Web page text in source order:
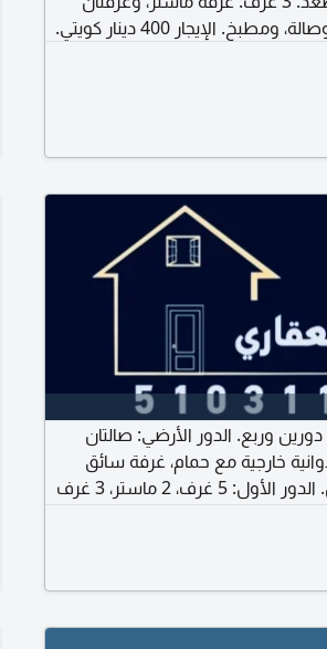
400 دينار كويتي.
وربع. الدور الأرضي: صالتان
خارجية مع حمام، غرفة سائق
وحمام، مطبخ مجهز بالكامل، مخزن. الدور الأول: 5 غرف، 2 ماستر، 3 غرف
خادمة مع غرفة غسيل. البيت مكيف